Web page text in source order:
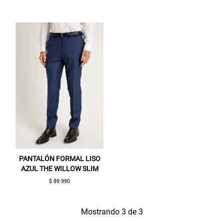
PANTALÓN FORMAL LISO
AZUL THE WILLOW SLIM
$ 89.990
Mostrando 3 de 3
Gracias por inscribirte!
Aquí esta tu cupón, usalo en tu siguiente
compra. Valido por 72 hrs.
SUSPE01